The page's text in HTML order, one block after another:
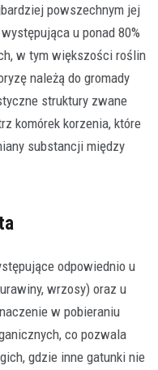
powszechnym jej
u ponad 80%
w tym większości roślin
należą do gromady
struktury zwane
komórek korzenia, które
substancji między
odpowiednio u
wrzosy) oraz u
w pobieraniu
co pozwala
gdzie inne gatunki nie